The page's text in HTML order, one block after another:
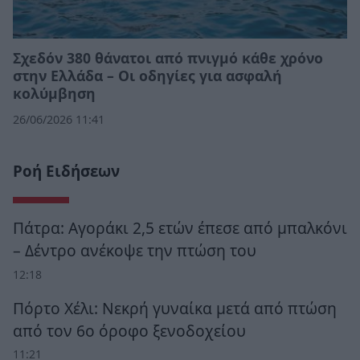
Σχεδόν 380 θάνατοι από πνιγμό κάθε χρόνο
στην Ελλάδα – Οι οδηγίες για ασφαλή
κολύμβηση
26/06/2026 11:41
Ροή Ειδήσεων
Πάτρα: Αγοράκι 2,5 ετών έπεσε από μπαλκόνι
– Δέντρο ανέκοψε την πτώση του
12:18
Πόρτο Χέλι: Νεκρή γυναίκα μετά από πτώση
από τον 6ο όροφο ξενοδοχείου
11:21